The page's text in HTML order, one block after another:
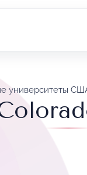
университеты